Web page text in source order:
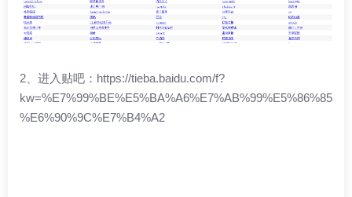
2、进入贴吧： https://tieba.baidu.com/f?
kw=%E7%99%BE%E5%BA%A6%E7%AB%99%E5%86%85
%E6%90%9C%E7%B4%A2